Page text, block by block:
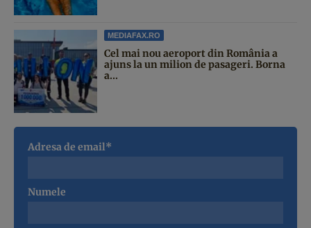
MEDIAFAX.RO
Cel mai nou aeroport din România a
ajuns la un milion de pasageri. Borna
a...
Adresa de email*
Numele